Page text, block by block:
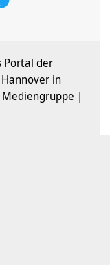
Portal der
in
|